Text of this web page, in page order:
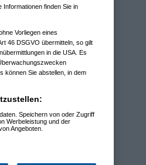
finden Sie in
Vorliegen eines
46 DSGVO übermitteln, so gilt
in die USA. Es
können Sie abstellen, in dem
Speichern von oder Zugriff
Werbeleistung und der
Angeboten.